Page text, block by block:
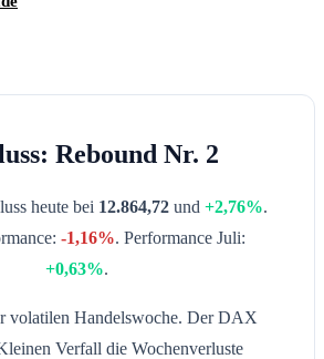
Rebound Nr. 2
heute bei 12.864,72 und +2,76%.
-1,16%. Performance Juli:
+0,63%.
volatilen Handelswoche. Der DAX
Verfall die Wochenverluste